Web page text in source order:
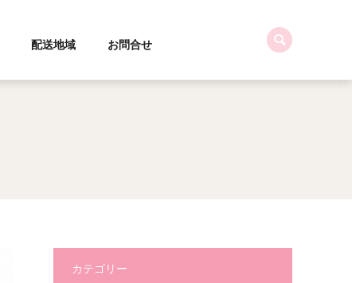
配送地域 お問合せ
カテゴリー